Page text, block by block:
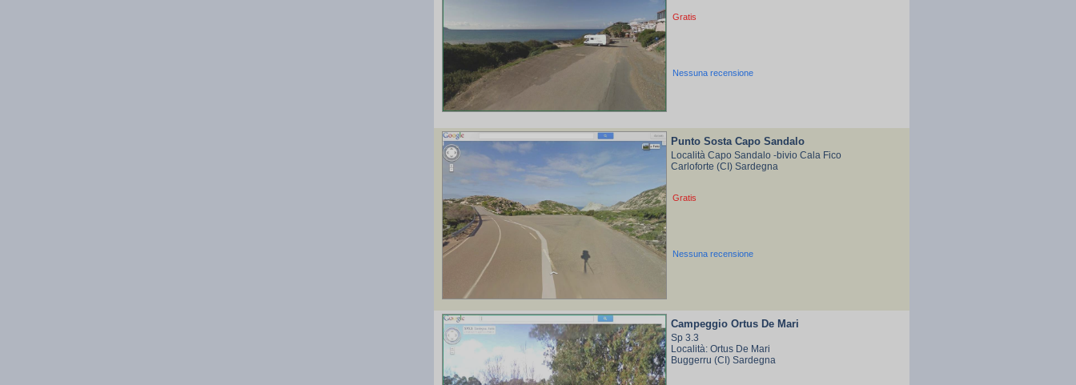
Gratis
Nessuna recensione
Punto Sosta Capo Sandalo
Località Capo Sandalo -bivio Cala Fico
Carloforte (CI) Sardegna
Gratis
Nessuna recensione
Campeggio Ortus De Mari
Sp 3.3
Località: Ortus De Mari
Buggerru (CI) Sardegna